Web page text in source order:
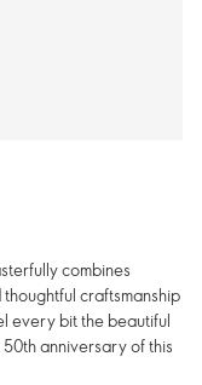
combines
craftsmanship
every bit the beautiful
anniversary of this